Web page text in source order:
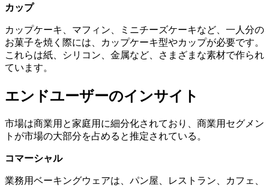
カップ
カップケーキ、マフィン、ミニチーズケーキなど、一人分の
お菓子を焼く際には、カップケーキ型やカップが必要です。
これらは紙、シリコン、金属など、さまざまな素材で作られ
ています。
エンドユーザーのインサイト
市場は商業用と家庭用に細分化されており、商業用セグメン
トが市場の大部分を占めると推定されている。
コマーシャル
業務用ベーキングウェアは、パン屋、レストラン、カフェ、